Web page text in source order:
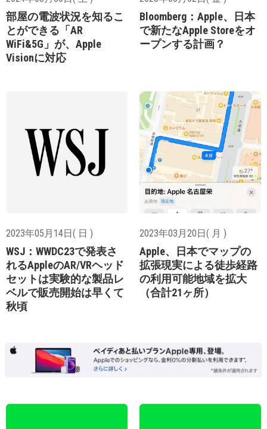
部屋の電波状況を知るこ
とができる「AR
WiFi&5G」が、Apple
Visionに対応
Bloomberg：Apple、日本
で新たなApple Storeをオ
ープンする計画？
2023年05月14日( 日 )
WSJ：WWDC23で発表さ
れるAppleのAR/VRヘッド
セットは実験的な製品レ
ベルで販売開始は早くて
秋頃
2023年03月20日( 月 )
Apple、日本でマップの
拡張現実による徒歩経路
の利用可能地域を拡大
（合計21ヶ所）